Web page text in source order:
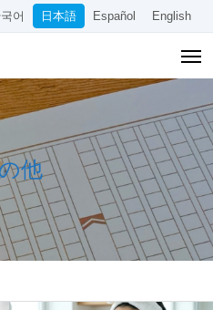
어 日本語 Español English
他